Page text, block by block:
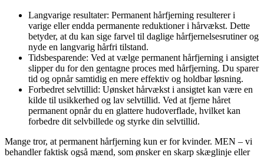
Langvarige resultater: Permanent hårfjerning resulterer i
varige eller endda permanente reduktioner i hårvækst. Dette
betyder, at du kan sige farvel til daglige hårfjernelsesrutiner og
nyde en langvarig hårfri tilstand.
Tidsbesparende: Ved at vælge permanent hårfjerning i ansigtet
slipper du for den gentagne proces med hårfjerning. Du sparer
tid og opnår samtidig en mere effektiv og holdbar løsning.
Forbedret selvtillid: Uønsket hårvækst i ansigtet kan være en
kilde til usikkerhed og lav selvtillid. Ved at fjerne håret
permanent opnår du en glattere hudoverflade, hvilket kan
forbedre dit selvbillede og styrke din selvtillid.
Mange tror, at permanent hårfjerning kun er for kvinder. MEN – vi
behandler faktisk også mænd, som ønsker en skarp skæglinje eller